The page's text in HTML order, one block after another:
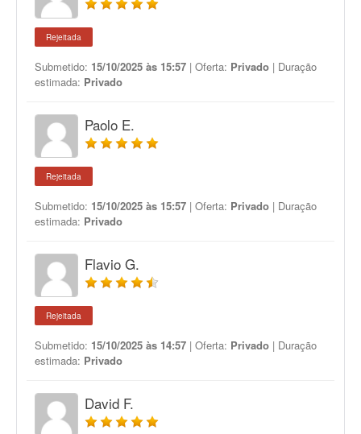
Rejeitada
Submetido: 15/10/2025 às 15:57 | Oferta: Privado | Duração
estimada: Privado
Paolo E.
Rejeitada
Submetido: 15/10/2025 às 15:57 | Oferta: Privado | Duração
estimada: Privado
Flavio G.
Rejeitada
Submetido: 15/10/2025 às 14:57 | Oferta: Privado | Duração
estimada: Privado
David F.